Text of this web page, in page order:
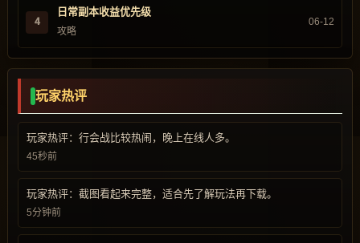
4
日常副本收益优先级
攻略
06-12
玩家热评
玩家热评：行会战比较热闹，晚上在线人多。
45秒前
玩家热评：截图看起来完整，适合先了解玩法再下载。
5分钟前